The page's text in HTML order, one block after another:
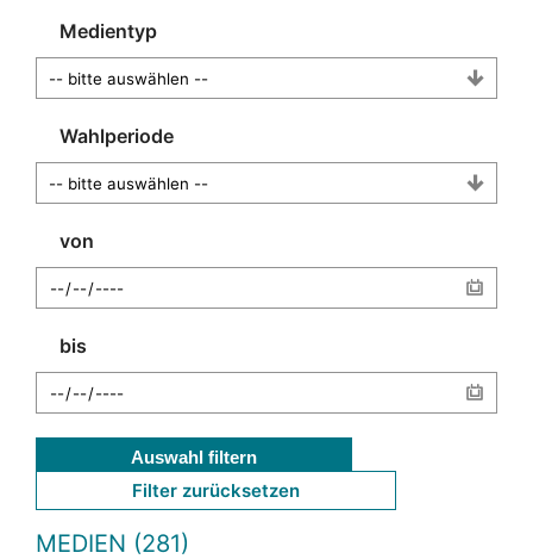
Medientyp
Wahlperiode
von
bis
Auswahl filtern
Filter zurücksetzen
MEDIEN (281)